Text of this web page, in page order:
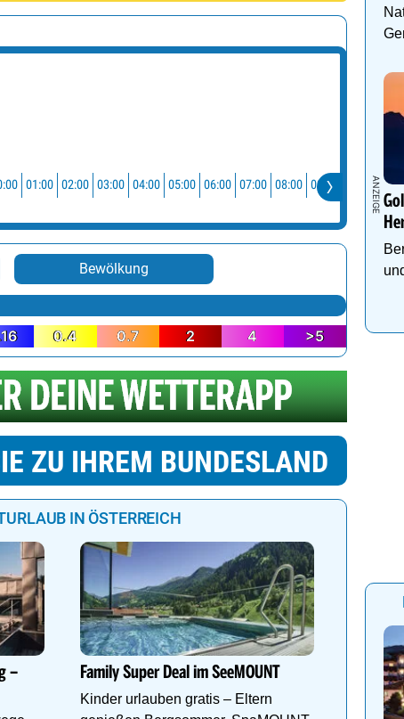
0.01
01:00 02:00 03:00 04:00 05:00 06:00 07:00 08:00 09:00 10:00
Bewölkung
0.4 0.7 2 4 >5
ZU IHREM BUNDESLAND
IN ÖSTERREICH
– Family Super Deal im SeeMOUNT
Kinder urlauben gratis – Eltern
YOUR
Natur.